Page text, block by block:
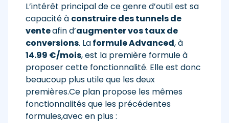
L’intérêt principal de ce genre d’outil est sa
capacité à construire des tunnels de
venteafin d’augmenter vos taux de
conversions. Laformule Advanced, à
14.99 €/mois, est la première formule à
proposer cette fonctionnalité. Elle est donc
beaucoup plus utile que les deux
premières.Ce plan propose les mêmes
fonctionnalités que les précédentes
formules,avec en plus :